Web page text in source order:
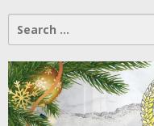
Search